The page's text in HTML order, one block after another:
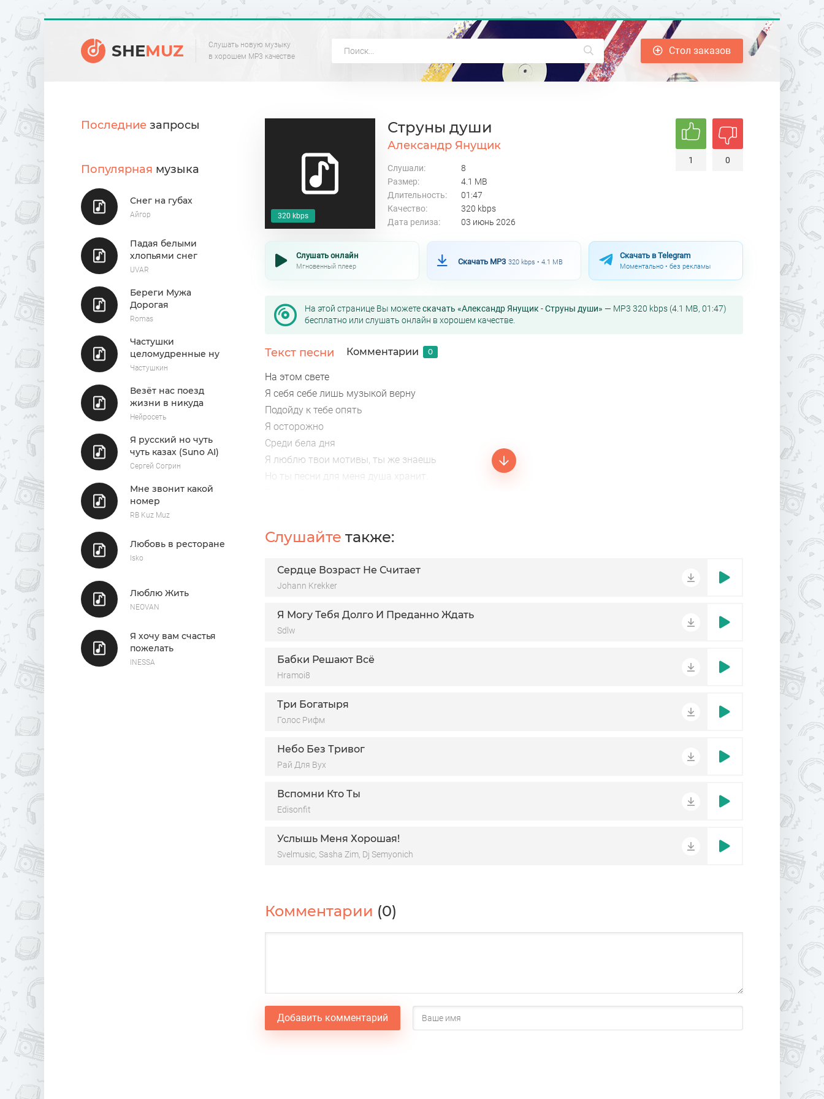
SHEMUZ
Слушать новую музыку
в хорошем MP3 качестве
Стол заказов
Последние запросы
Популярная музыка
Снег на губах
Айгор
Падая белыми
хлопьями снег
UVAR
Береги Мужа
Дорогая
Romas
Частушки
целомудренные ну
почти
Частушкин
Везёт нас поезд
жизни в никуда
Нейросеть
Я русский но чуть
чуть казах (Suno AI)
Сергей Согрин
Мне звонит какой
номер
RB Kuz Muz
Любовь в ресторане
Isko
Люблю Жить
NEOVAN
Я хочу вам счастья
пожелать
INESSA
320 kbps
Струны души
Александр Янущик
Слушали:
8
Размер:
4.1 MB
Длительность:
01:47
Качество:
320 kbps
Дата релиза:
03 июнь 2026
1 0
Слушать онлайн
Мгновенный плеер
Скачать MP3 320 kbps • 4.1 MB
Скачать в Telegram
Моментально • без рекламы
На этой странице Вы можетескачать «Александр Янущик - Струны души» — MP3 320 kbps (4.1 MB, 01:47)
бесплатно или слушать онлайн в хорошем качестве.
Текст песни Комментарии 0
На этом свете
Я себя себе лишь музыкой верну
Подойду к тебе опять
Я осторожно
Среди бела дня
Я люблю твои мотивы, ты же знаешь
Но ты песни для меня душа хранит.
Слушайте также:
Сердце Возраст Не Считает
Johann Krekker
Я Могу Тебя Долго И Преданно Ждать
Sdlw
Бабки Решают Всё
Hramoi8
Три Богатыря
Голос Рифм
Небо Без Тривог
Рай Для Вух
Вспомни Кто Ты
Edisonfit
Услышь Меня Хорошая!
Svelmusic, Sasha Zim, Dj Semyonich
Комментарии (0)
Добавить комментарий